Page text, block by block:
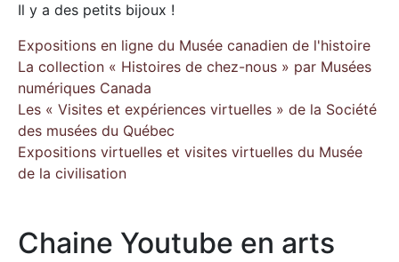
Il y a des petits bijoux !
Expositions en ligne du Musée canadien de l'histoire
La collection « Histoires de chez-nous » par Musées
numériques Canada
Les « Visites et expériences virtuelles » de la Société
des musées du Québec
Expositions virtuelles et visites virtuelles du Musée
de la civilisation
Chaine Youtube en arts